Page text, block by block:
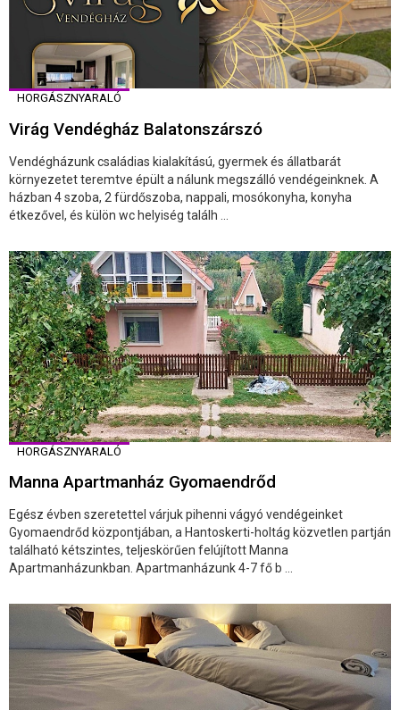
HORGÁSZNYARALÓ
Virág Vendégház Balatonszárszó
Vendégházunk családias kialakítású, gyermek és állatbarát
környezetet teremtve épült a nálunk megszálló vendégeinknek. A
házban 4 szoba, 2 fürdőszoba, nappali, mosókonyha, konyha
étkezővel, és külön wc helyiség találh ...
HORGÁSZNYARALÓ
Manna Apartmanház Gyomaendrőd
Egész évben szeretettel várjuk pihenni vágyó vendégeinket
Gyomaendrőd központjában, a Hantoskerti-holtág közvetlen partján
található kétszintes, teljeskörűen felújított Manna
Apartmanházunkban. Apartmanházunk 4-7 fő b ...